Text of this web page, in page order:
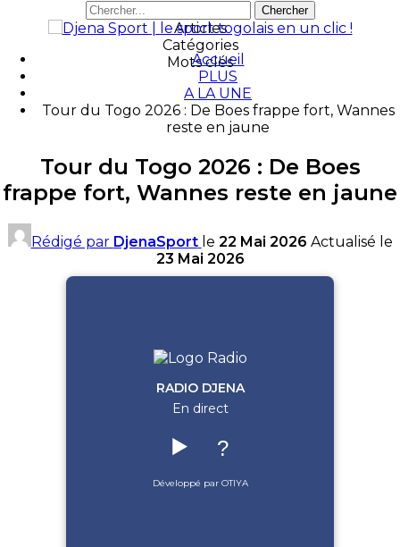
Articles
Catégories
Mots clés
Accueil
PLUS
A LA UNE
Tour du Togo 2026 : De Boes frappe fort, Wannes
reste en jaune
Tour du Togo 2026 : De Boes
frappe fort, Wannes reste en jaune
Rédigé par DjenaSport le 22 Mai 2026 Actualisé le
23 Mai 2026
RADIO DJENA
En direct
▶️ ?
Développé par OTIYA